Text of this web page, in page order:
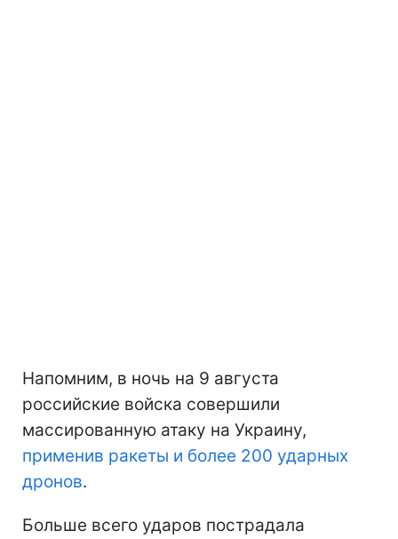
Напомним, в ночь на 9 августа
российские войска совершили
массированную атаку на Украину,
применив ракеты и более 200 ударных
дронов.
Больше всего ударов пострадала